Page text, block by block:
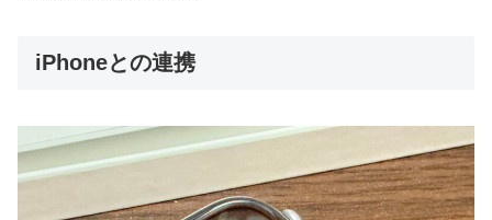
iPhoneとの連携